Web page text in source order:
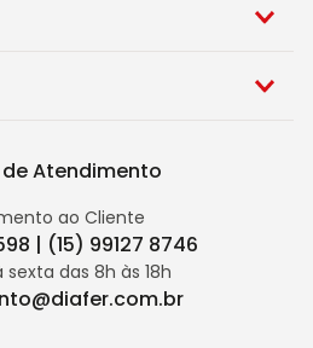
Atendimento
ao Cliente
| (15) 99127 8746
sexta das 8h às 18h